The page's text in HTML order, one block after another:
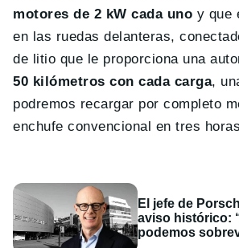
motores de 2 kW cada uno y que
en las ruedas delanteras,
de litio que le proporciona una
50 kilómetros con cada carga,
podremos recargar por completo
enchufe convencional en tres
El jefe de
aviso histórico:
podemos